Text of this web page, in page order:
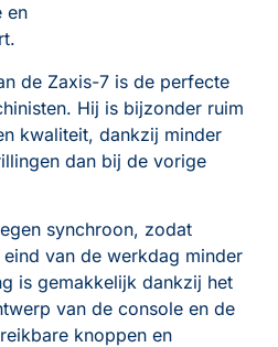
en
de Zaxis-7 is de perfecte
Hij is bijzonder ruim
kwaliteit, dankzij minder
dan bij de vorige
synchroon, zodat
van de werkdag minder
is gemakkelijk dankzij het
van de console en de
knoppen en